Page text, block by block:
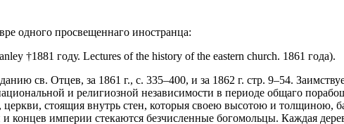
одного просвещеннаго иностранца:
†1881 году. Lectures of the history of the eastern church. 1861 года).
св. Отцев, за 1861 г., с. 335–400, и за 1862 г. стр. 9–54.
и религиозной независимости в периоде общаго
стоящия внутрь стен, которыя своею высотою и толщиною,
и концев империи стекаются безчисленные богомольцы. Каждая